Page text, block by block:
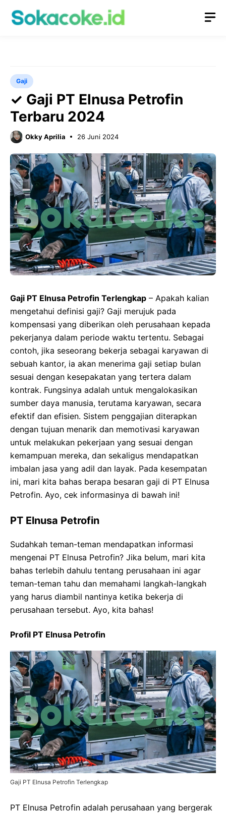
Gaji
✓ Gaji PT Elnusa Petrofin
Terbaru 2024
Okky Aprilia 26 Juni 2024
Gaji PT Elnusa Petrofin Terlengkap – Apakah kalian
mengetahui definisi gaji? Gaji merujuk pada
kompensasi yang diberikan oleh perusahaan kepada
pekerjanya dalam periode waktu tertentu. Sebagai
contoh, jika seseorang bekerja sebagai karyawan di
sebuah kantor, ia akan menerima gaji setiap bulan
sesuai dengan kesepakatan yang tertera dalam
kontrak. Fungsinya adalah untuk mengalokasikan
sumber daya manusia, terutama karyawan, secara
efektif dan efisien. Sistem penggajian diterapkan
dengan tujuan menarik dan memotivasi karyawan
untuk melakukan pekerjaan yang sesuai dengan
kemampuan mereka, dan sekaligus mendapatkan
imbalan jasa yang adil dan layak. Pada kesempatan
ini, mari kita bahas berapa besaran gaji di PT Elnusa
Petrofin. Ayo, cek informasinya di bawah ini!
PT Elnusa Petrofin
Sudahkah teman-teman mendapatkan informasi
mengenai PT Elnusa Petrofin? Jika belum, mari kita
bahas terlebih dahulu tentang perusahaan ini agar
teman-teman tahu dan memahami langkah-langkah
yang harus diambil nantinya ketika bekerja di
perusahaan tersebut. Ayo, kita bahas!
Profil PT Elnusa Petrofin
Gaji PT Elnusa Petrofin Terlengkap
PT Elnusa Petrofin adalah perusahaan yang bergerak